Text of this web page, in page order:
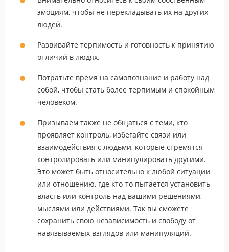
эмоциям, чтобы не перекладывать их на других
людей.
Развивайте терпимость и готовность к принятию
отличий в людях.
Потратьте время на самопознание и работу над
собой, чтобы стать более терпимым и спокойным
человеком.
Призываем также не общаться с теми, кто
проявляет контроль, избегайте связи или
взаимодействия с людьми, которые стремятся
контролировать или манипулировать другими.
Это может быть относительно к любой ситуации
или отношению, где кто-то пытается установить
власть или контроль над вашими решениями,
мыслями или действиями. Так вы сможете
сохранить свою независимость и свободу от
навязываемых взглядов или манипуляций.